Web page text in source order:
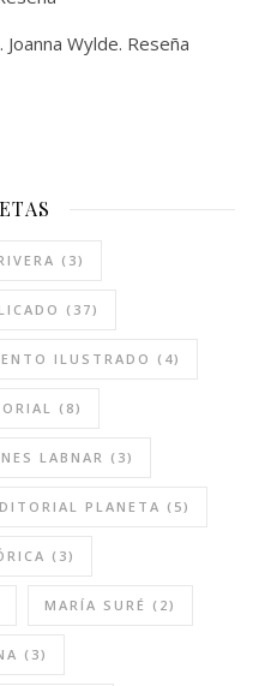
Joanna Wylde. Reseña
(3)
(37)
ILUSTRADO (4)
(8)
LABNAR (3)
PLANETA (5)
(3)
MARÍA SURÉ (2)
(3)